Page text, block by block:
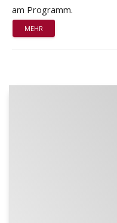
am Programm.
MEHR